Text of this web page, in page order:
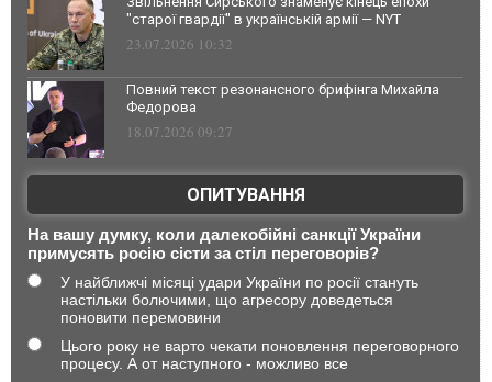
"старої гвардії" в українській армії — NYT
23.07.2026 10:32
Повний текст резонансного брифінга Михайла
Федорова
18.07.2026 09:27
ОПИТУВАННЯ
На вашу думку, коли далекобійні санкції України
примусять росію сісти за стіл переговорів?
У найближчі місяці удари України по росії стануть
настільки болючими, що агресору доведеться
поновити перемовини
Цього року не варто чекати поновлення переговорного
процесу. А от наступного - можливо все